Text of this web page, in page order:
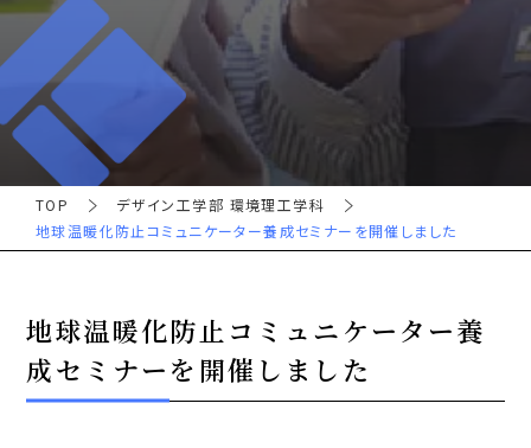
TOP
デザイン工学部 環境理工学科
地球温暖化防止コミュニケーター養成セミナーを開催しました
地球温暖化防止コミュニケーター養
成セミナーを開催しました